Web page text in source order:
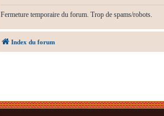
Fermeture temporaire du forum. Trop de spams/robots.
Index du forum